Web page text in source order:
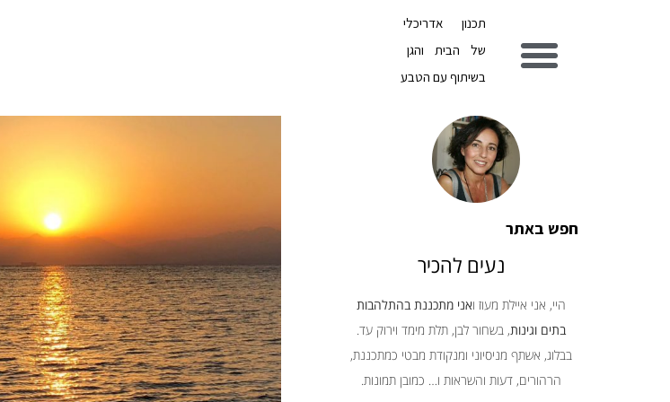
תכנון אדריכלי
של הבית והגן
בשיתוף עם הטבע
חפש באתר
נעים להכיר
היי, אני איילת מעוז ואני מתכננת בהתלהבות
בתים וגינות, בשחור לבן, תלת מימד וירוק עד.
בבלוג, אשתף מניסיוני ומנקודת מבטי כמתכננת,
הרהורים, דעות והשראות ו… כמובן תמונות.